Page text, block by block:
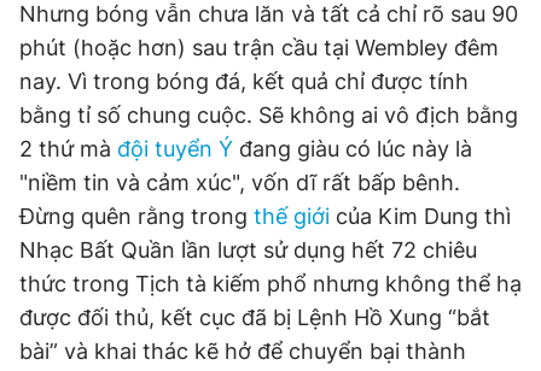
Nhưng bóng vẫn chưa lăn và tất cả chỉ rõ sau 90
phút (hoặc hơn) sau trận cầu tại Wembley đêm
nay. Vì trong bóng đá, kết quả chỉ được tính
bằng tỉ số chung cuộc. Sẽ không ai vô địch bằng
2 thứ mà đội tuyển Ý đang giàu có lúc này là
"niềm tin và cảm xúc", vốn dĩ rất bấp bênh.
Đừng quên rằng trong thế giới của Kim Dung thì
Nhạc Bất Quần lần lượt sử dụng hết 72 chiêu
thức trong Tịch tà kiếm phổ nhưng không thể hạ
được đối thủ, kết cục đã bị Lệnh Hồ Xung “bắt
bài” và khai thác kẽ hở để chuyển bại thành